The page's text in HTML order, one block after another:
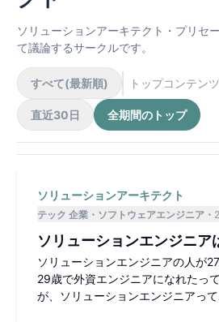
ソリューションアーキテクト・プリセ
て議論するサークルです。
すべて(最新順) トップコンテンツ
直近30日 全期間のトップ
ソリューションアーキテクト
テック 企業 ソフトウェアエンジニア
ソリューションエンジニア
ソリューションエンジニアの人が
29歳で外資エンジニアになれたっ
が、ソリューションエンジニアっ